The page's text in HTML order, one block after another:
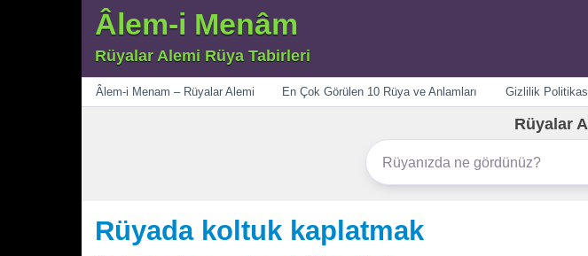
Âlem-i Menâm
Rüyalar Alemi Rüya Tabirleri
Menü
Âlem-i Menam – Rüyalar Alemi En Çok Görülen 10 Rüya ve Anlamları Gizlilik
Rüyalar
Rüyada koltuk kaplatmak